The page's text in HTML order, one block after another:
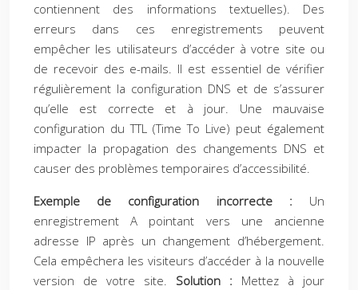
contiennent des informations textuelles). Des
erreurs dans ces enregistrements peuvent
empêcher les utilisateurs d’accéder à votre site ou
de recevoir des e-mails. Il est essentiel de vérifier
régulièrement la configuration DNS et de s’assurer
qu’elle est correcte et à jour. Une mauvaise
configuration du TTL (Time To Live) peut également
impacter la propagation des changements DNS et
causer des problèmes temporaires d’accessibilité.
Exemple de configuration incorrecte : Un
enregistrement A pointant vers une ancienne
adresse IP après un changement d’hébergement.
Cela empêchera les visiteurs d’accéder à la nouvelle
version de votre site. Solution : Mettez à jour